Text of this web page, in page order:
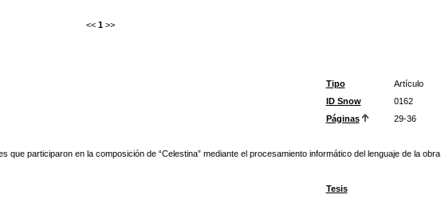
<< 1 >>
Tipo
Artículo
ID Snow
0162
Páginas
29-36
participaron en la composición de “Celestina” mediante el procesamiento informático del lenguaje de la obra.
Tesis